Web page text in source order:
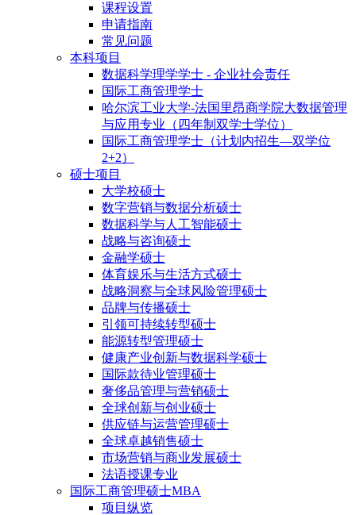
课程设置
申请指南
常见问题
本科项目
数据科学理学学士 - 企业社会责任
国际工商管理学士
哈尔滨工业大学-法国里昂商学院大数据管理
与应用专业（四年制双学士学位）
国际工商管理学士（计划内招生—双学位
2+2）
硕士项目
大学校硕士
数字营销与数据分析硕士
数据科学与人工智能硕士
战略与咨询硕士
金融学硕士
体育娱乐与生活方式硕士
战略洞察与全球风险管理硕士
品牌与传播硕士
引领可持续转型硕士
能源转型管理硕士
健康产业创新与数据科学硕士
国际款待业管理硕士
奢侈品管理与营销硕士
全球创新与创业硕士
供应链与运营管理硕士
全球卓越销售硕士
市场营销与商业发展硕士
法语授课专业
国际工商管理硕士MBA
项目纵览